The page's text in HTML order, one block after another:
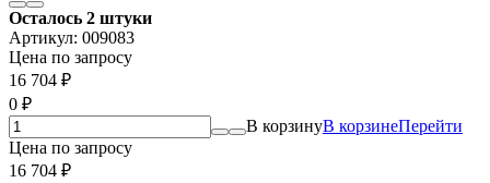
Осталось 2 штуки
Артикул: 009083
Цена по запросу
16 704 ₽
0 ₽
В корзинуВ корзинеПерейти
Цена по запросу
16 704 ₽